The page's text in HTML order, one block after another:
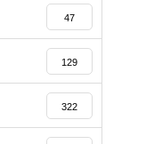
47
129
322